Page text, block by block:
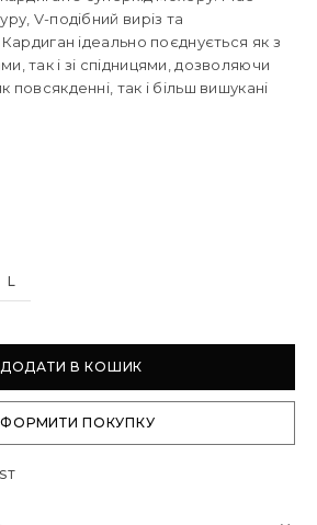
V-подібний виріз та
ідеально поєднується як з
так і зі спідницями, дозволяючи
так і більш вишукані
L
ДОДАТИ В КОШИК
ПОКУПКУ